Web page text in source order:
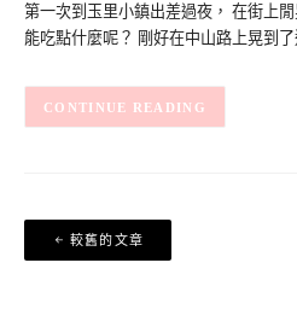
第一次到玉里小鎮出差過夜， 在街上
能吃點什麼呢？ 剛好在中山路上晃到
CONTINUE READING
文
章
較舊的文章